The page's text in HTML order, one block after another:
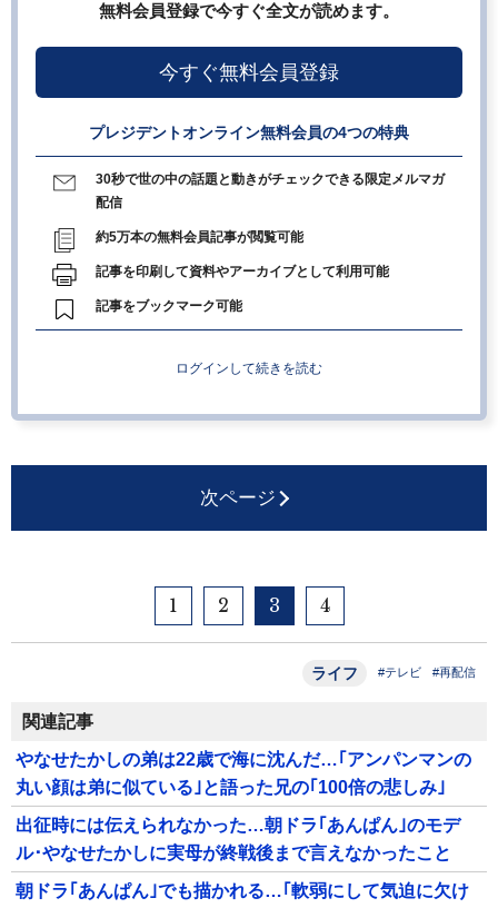
無料会員登録で今すぐ全文が読めます。
今すぐ無料会員登録
プレジデントオンライン無料会員の4つの特典
30秒で世の中の話題と動きがチェックできる限定メルマガ
配信
約5万本の無料会員記事が閲覧可能
記事を印刷して資料やアーカイブとして利用可能
記事をブックマーク可能
ログインして続きを読む
次ページ
1 2 3 4
ライフ #テレビ #再配信
関連記事
やなせたかしの弟は22歳で海に沈んだ…｢アンパンマンの
丸い顔は弟に似ている｣と語った兄の｢100倍の悲しみ｣
出征時には伝えられなかった…朝ドラ｢あんぱん｣のモデ
ル･やなせたかしに実母が終戦後まで言えなかったこと
朝ドラ｢あんぱん｣でも描かれる…｢軟弱にして気迫に欠け